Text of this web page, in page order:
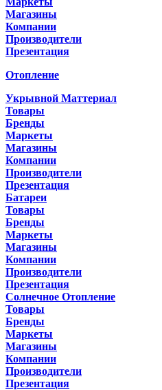
Магазины
Компании
Производители
Презентация
Отопление
Укрывной Маттериал
Товары
Бренды
Маркеты
Магазины
Компании
Производители
Презентация
Батареи
Товары
Бренды
Маркеты
Магазины
Компании
Производители
Презентация
Солнечное Отопление
Товары
Бренды
Маркеты
Магазины
Компании
Производители
Презентация